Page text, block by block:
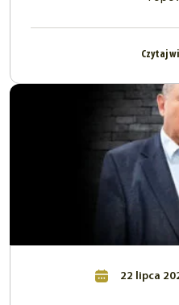
Czytaj
22 lipca